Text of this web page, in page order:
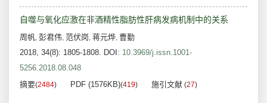
自噬与氧化应激在非酒精性脂肪性肝病发病机制中的关系
周帆, 彭君伟, 范伏岗, 蒋元烨, 曹勤
2018, 34(8): 1805-1808. DOI: 10.3969/j.issn.1001-
5256.2018.08.048
摘要(2484) PDF (1576KB)(419) 施引文献 (27)